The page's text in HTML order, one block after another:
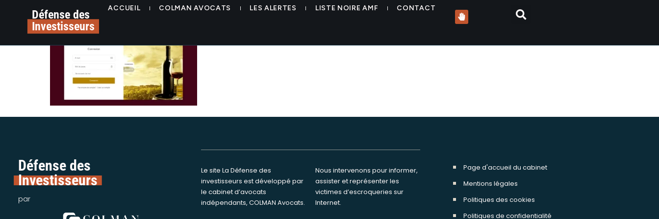
Défense des
Investisseurs
ACCUEIL COLMAN AVOCATS LES ALERTES LISTE NOIRE AMF CONTACT
alerte plateforme financiere mcm colman avocats escroquerie arnaque
Défense des
Investisseurs
par
Le site La Défense des
investisseurs est développé par
le cabinet d’avocats
indépendants, COLMAN Avocats.
Nous intervenons pour informer,
assister et représenter les
victimes d’escroqueries sur
Internet.
Page d'accueil du cabinet
Mentions légales
Politiques des cookies
Politiques de confidentialité